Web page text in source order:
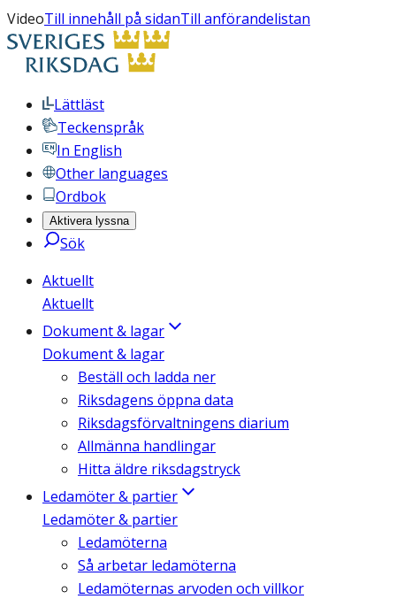
VideoTill innehåll på sidanTill anförandelistan
Lättläst
Teckenspråk
In English
Other languages
Ordbok
Aktivera lyssna
Sök
Aktuellt
Aktuellt
Dokument & lagar
Dokument & lagar
Beställ och ladda ner
Riksdagens öppna data
Riksdagsförvaltningens diarium
Allmänna handlingar
Hitta äldre riksdagstryck
Ledamöter & partier
Ledamöter & partier
Ledamöterna
Så arbetar ledamöterna
Ledamöternas arvoden och villkor